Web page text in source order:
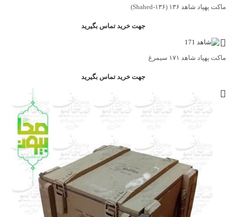
ماکت پهپاد شاهد ۱۳۶ (Shahed‑۱۳۶)
جهت خرید تماس بگیرید
ماکت پهپاد شاهد ۱۷۱ سیمرغ
جهت خرید تماس بگیرید